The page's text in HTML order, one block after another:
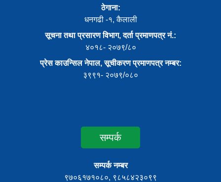
ठेगाना:
धनगढी -१, कैलाली
सूचना तथा प्रसारण विभाग, दर्ता प्रमाणपत्र नं.:
४०१८- २०७९/८०
प्रेस काउन्सिल नेपाल, सूचीकरण प्रमाणपत्र नम्बर:
३९९१- २०७९/०८०
सम्पर्क
सम्पर्क नम्बर
९७०६१७१०८०, ९८५८४२३०९९